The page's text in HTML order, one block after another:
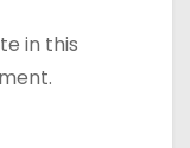
in this